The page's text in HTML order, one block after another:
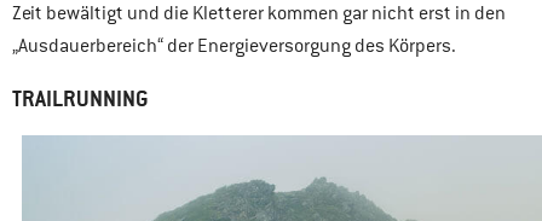
Zeit bewältigt und die Kletterer kommen gar nicht erst in den
„Ausdauerbereich“ der Energieversorgung des Körpers.
TRAILRUNNING